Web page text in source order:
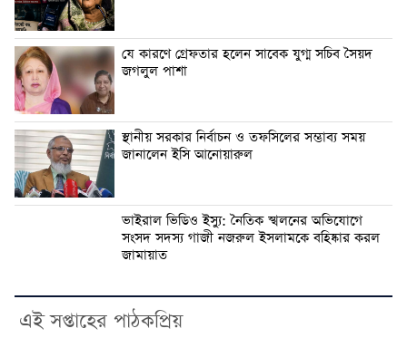
যে কারণে গ্রেফতার হলেন সাবেক যুগ্ম সচিব সৈয়দ
জগলুল পাশা
স্থানীয় সরকার নির্বাচন ও তফসিলের সম্ভাব্য সময়
জানালেন ইসি আনোয়ারুল
ভাইরাল ভিডিও ইস্যু: নৈতিক স্খলনের অভিযোগে
সংসদ সদস্য গাজী নজরুল ইসলামকে বহিষ্কার করল
জামায়াত
এই সপ্তাহের পাঠকপ্রিয়